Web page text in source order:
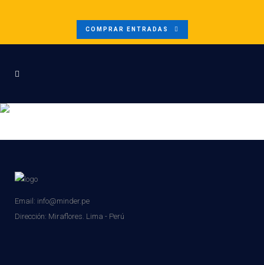
COMPRAR ENTRADAS
Email: info@minder.pe
Dirección: Miraflores. Lima - Perú